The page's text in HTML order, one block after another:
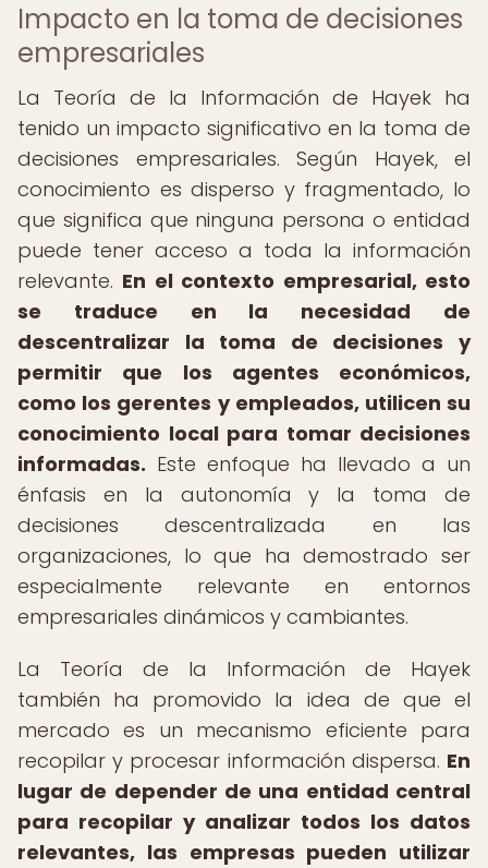
Impacto en la toma de decisiones
empresariales
La Teoría de la Información de Hayek ha
tenido un impacto significativo en la toma de
decisiones empresariales. Según Hayek, el
conocimiento es disperso y fragmentado, lo
que significa que ninguna persona o entidad
puede tener acceso a toda la información
relevante. En el contexto empresarial, esto
se traduce en la necesidad de
descentralizar la toma de decisiones y
permitir que los agentes económicos,
como los gerentes y empleados, utilicen su
conocimiento local para tomar decisiones
informadas. Este enfoque ha llevado a un
énfasis en la autonomía y la toma de
decisiones descentralizada en las
organizaciones, lo que ha demostrado ser
especialmente relevante en entornos
empresariales dinámicos y cambiantes.
La Teoría de la Información de Hayek
también ha promovido la idea de que el
mercado es un mecanismo eficiente para
recopilar y procesar información dispersa. En
lugar de depender de una entidad central
para recopilar y analizar todos los datos
relevantes, las empresas pueden utilizar